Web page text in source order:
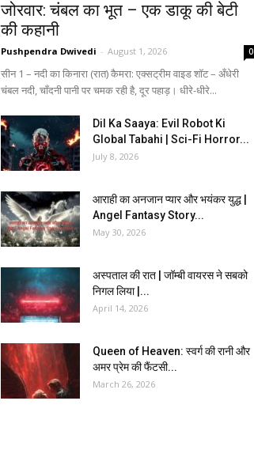
जोरवार: चंबल का भूत – एक डाकू की बेटी
की कहानी
Pushpendra Dwivedi - August 1, 2026 0
सीन 1 – नदी का किनारा (रात) कैमरा: एक्सट्रीम वाइड शॉट – अँधेरी
चंबल नदी, चाँदनी पानी पर चमक रही है, दूर पहाड़। धीरे-धीरे...
Dil Ka Saaya: Evil Robot Ki
Global Tabahi | Sci-Fi Horror...
July 8, 2026
आराही का अनजान प्यार और भयंकर युद्ध |
Angel Fantasy Story...
May 30, 2026
अस्पताल की रात | जॉम्बी वायरस ने सबको
निगल लिया |...
April 14, 2026
Queen of Heaven: स्वर्ग की रानी और
अमर प्रेम की फैंटसी...
March 26, 2026